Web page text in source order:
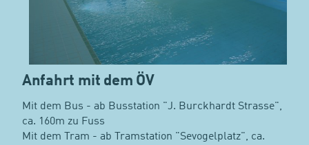
Anfahrt mit dem ÖV
Mit dem Bus - ab Busstation "J. Burckhardt Strasse",
ca. 160m zu Fuss
Mit dem Tram - ab Tramstation "Sevogelplatz", ca.